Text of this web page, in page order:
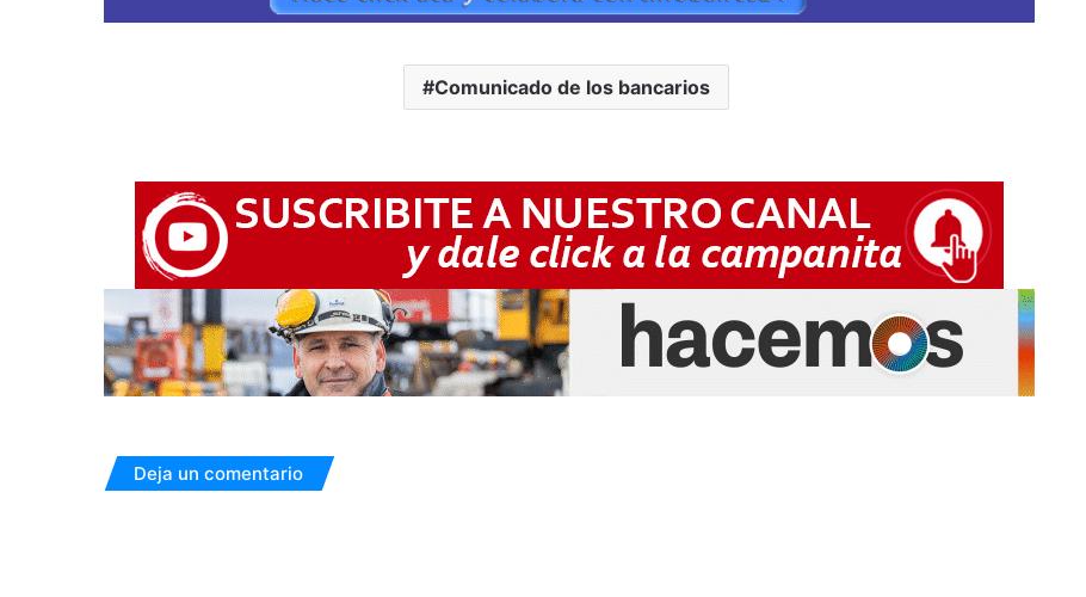
Comunicado de los bancarios
Deja un comentario